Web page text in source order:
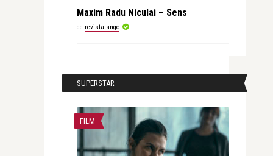
Maxim Radu Niculai – Sens
de revistatango
SUPERSTAR
FILM